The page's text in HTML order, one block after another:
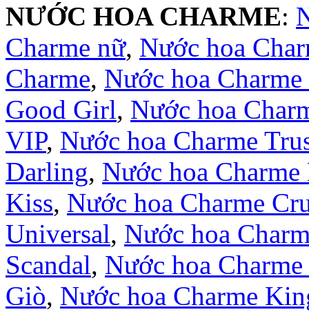
NƯỚC HOA CHARME:
Charme nữ, Nước hoa
Charme, Nước hoa Charme
Good Girl, Nước hoa
VIP, Nước hoa Charme
Darling, Nước hoa
Kiss, Nước hoa Charme
Universal, Nước hoa
Scandal, Nước hoa
Giò, Nước hoa Charme